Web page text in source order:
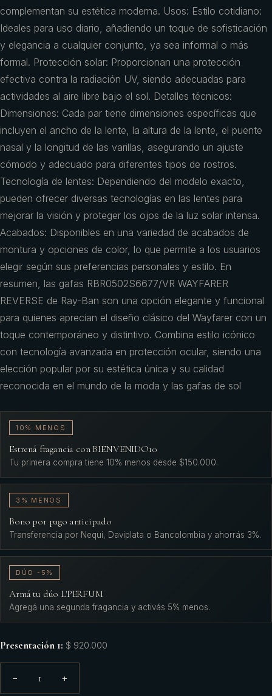
complementan su estética moderna. Usos: Estilo cotidiano:
Ideales para uso diario, añadiendo un toque de sofisticación
y elegancia a cualquier conjunto, ya sea informal o más
formal. Protección solar: Proporcionan una protección
efectiva contra la radiación UV, siendo adecuadas para
actividades al aire libre bajo el sol. Detalles técnicos:
Dimensiones: Cada par tiene dimensiones específicas que
incluyen el ancho de la lente, la altura de la lente, el puente
nasal y la longitud de las varillas, asegurando un ajuste
cómodo y adecuado para diferentes tipos de rostros.
Tecnología de lentes: Dependiendo del modelo exacto,
pueden ofrecer diversas tecnologías en las lentes para
mejorar la visión y proteger los ojos de la luz solar intensa.
Acabados: Disponibles en una variedad de acabados de
montura y opciones de color, lo que permite a los usuarios
elegir según sus preferencias personales y estilo. En
resumen, las gafas RBR0502S6677/VR WAYFARER
REVERSE de Ray-Ban son una opción elegante y funcional
para quienes aprecian el diseño clásico del Wayfarer con un
toque contemporáneo y distintivo. Combina estilo icónico
con tecnología avanzada en protección ocular, siendo una
elección popular por su estética única y su calidad
reconocida en el mundo de la moda y las gafas de sol
10% MENOS
Estrená fragancia con BIENVENIDO10
Tu primera compra tiene 10% menos desde $150.000.
3% MENOS
Bono por pago anticipado
Transferencia por Nequi, Daviplata o Bancolombia y ahorrás 3%.
DÚO -5%
Armá tu dúo L'PERFUM
Agregá una segunda fragancia y activás 5% menos.
Presentación 1: $ 920.000
− 1 +